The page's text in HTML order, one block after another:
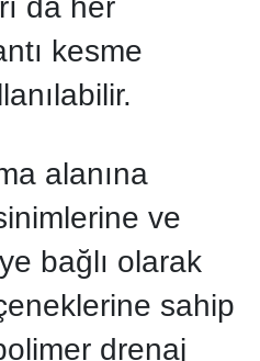
da her
kesme
alanına
ve
bağlı olarak
sahip
drenaj